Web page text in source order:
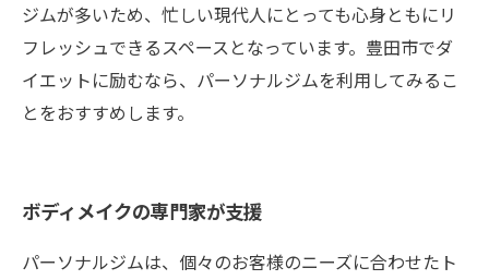
ジムが多いため、忙しい現代人にとっても心身ともにリ
フレッシュできるスペースとなっています。豊田市でダ
イエットに励むなら、パーソナルジムを利用してみるこ
とをおすすめします。
ボディメイクの専門家が支援
パーソナルジムは、個々のお客様のニーズに合わせたト